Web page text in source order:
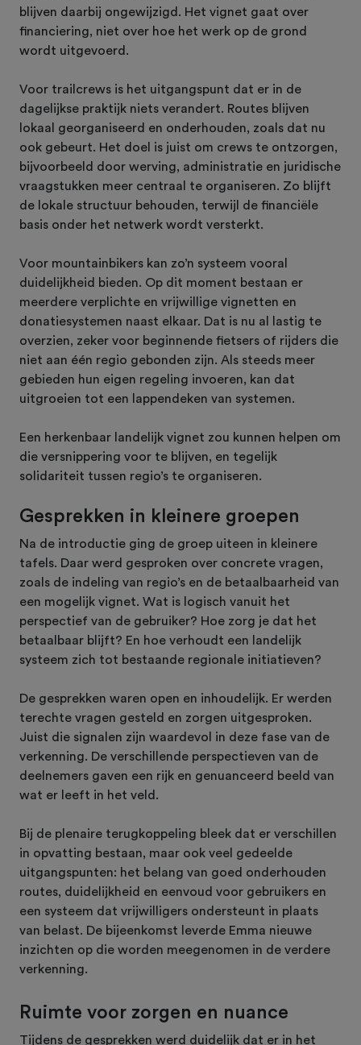
blijven daarbij ongewijzigd. Het vignet gaat over
financiering, niet over hoe het werk op de grond
wordt uitgevoerd.
Voor trailcrews is het uitgangspunt dat er in de
dagelijkse praktijk niets verandert. Routes blijven
lokaal georganiseerd en onderhouden, zoals dat nu
ook gebeurt. Het doel is juist om crews te ontzorgen,
bijvoorbeeld door werving, administratie en juridische
vraagstukken meer centraal te organiseren. Zo blijft
de lokale structuur behouden, terwijl de financiële
basis onder het netwerk wordt versterkt.
Voor mountainbikers kan zo’n systeem vooral
duidelijkheid bieden. Op dit moment bestaan er
meerdere verplichte en vrijwillige vignetten en
donatiesystemen naast elkaar. Dat is nu al lastig te
overzien, zeker voor beginnende fietsers of rijders die
niet aan één regio gebonden zijn. Als steeds meer
gebieden hun eigen regeling invoeren, kan dat
uitgroeien tot een lappendeken van systemen.
Een herkenbaar landelijk vignet zou kunnen helpen om
die versnippering voor te blijven, en tegelijk
solidariteit tussen regio’s te organiseren.
Gesprekken in kleinere groepen
Na de introductie ging de groep uiteen in kleinere
tafels. Daar werd gesproken over concrete vragen,
zoals de indeling van regio’s en de betaalbaarheid van
een mogelijk vignet. Wat is logisch vanuit het
perspectief van de gebruiker? Hoe zorg je dat het
betaalbaar blijft? En hoe verhoudt een landelijk
systeem zich tot bestaande regionale initiatieven?
De gesprekken waren open en inhoudelijk. Er werden
terechte vragen gesteld en zorgen uitgesproken.
Juist die signalen zijn waardevol in deze fase van de
verkenning. De verschillende perspectieven van de
deelnemers gaven een rijk en genuanceerd beeld van
wat er leeft in het veld.
Bij de plenaire terugkoppeling bleek dat er verschillen
in opvatting bestaan, maar ook veel gedeelde
uitgangspunten: het belang van goed onderhouden
routes, duidelijkheid en eenvoud voor gebruikers en
een systeem dat vrijwilligers ondersteunt in plaats
van belast. De bijeenkomst leverde Emma nieuwe
inzichten op die worden meegenomen in de verdere
verkenning.
Ruimte voor zorgen en nuance
Tijdens de gesprekken werd duidelijk dat er in het